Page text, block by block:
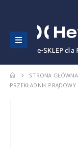
STRONA GŁÓWNA
PRZEKŁADNIK